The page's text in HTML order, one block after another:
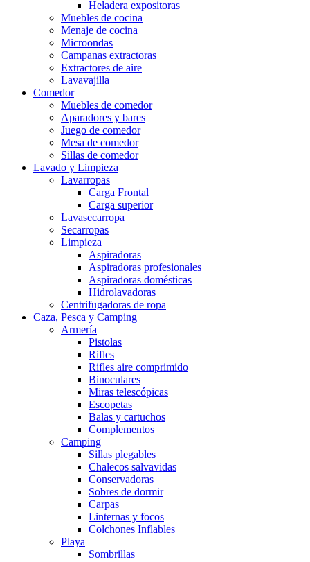
Heladera expositoras
Muebles de cocina
Menaje de cocina
Microondas
Campanas extractoras
Extractores de aire
Lavavajilla
Comedor
Muebles de comedor
Aparadores y bares
Juego de comedor
Mesa de comedor
Sillas de comedor
Lavado y Limpieza
Lavarropas
Carga Frontal
Carga superior
Lavasecarropa
Secarropas
Limpieza
Aspiradoras
Aspiradoras profesionales
Aspiradoras domésticas
Hidrolavadoras
Centrifugadoras de ropa
Caza, Pesca y Camping
Armería
Pistolas
Rifles
Rifles aire comprimido
Binoculares
Miras telescópicas
Escopetas
Balas y cartuchos
Complementos
Camping
Sillas plegables
Chalecos salvavidas
Conservadoras
Sobres de dormir
Carpas
Linternas y focos
Colchones Inflables
Playa
Sombrillas